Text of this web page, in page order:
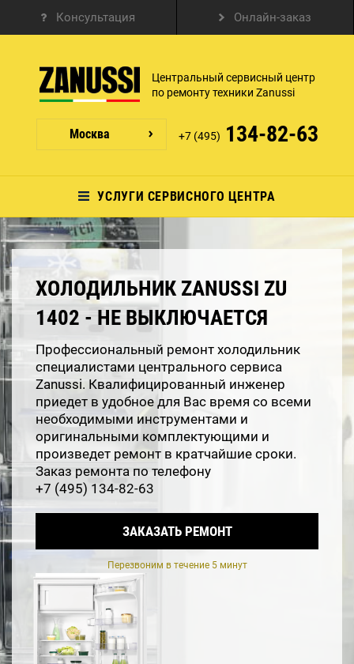
Консультация Онлайн-заказ
Центральный сервисный центр
по ремонту техники Zanussi
Москва +7 (495) 134-82-63
УСЛУГИ СЕРВИСНОГО ЦЕНТРА
ХОЛОДИЛЬНИК ZANUSSI ZU
1402 - НЕ ВЫКЛЮЧАЕТСЯ
Профессиональный ремонт холодильник
специалистами центрального сервиса
Zanussi. Квалифицированный инженер
приедет в удобное для Вас время со всеми
необходимыми инструментами и
оригинальными комплектующими и
произведет ремонт в кратчайшие сроки.
Заказ ремонта по телефону
+7 (495) 134-82-63
ЗАКАЗАТЬ РЕМОНТ
Перезвоним в течение 5 минут